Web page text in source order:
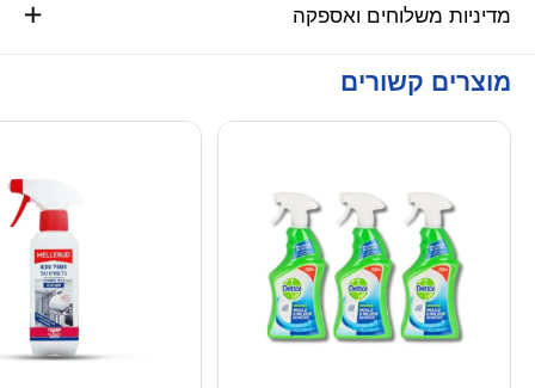
מדיניות משלוחים ואספקה
מוצרים קשורים